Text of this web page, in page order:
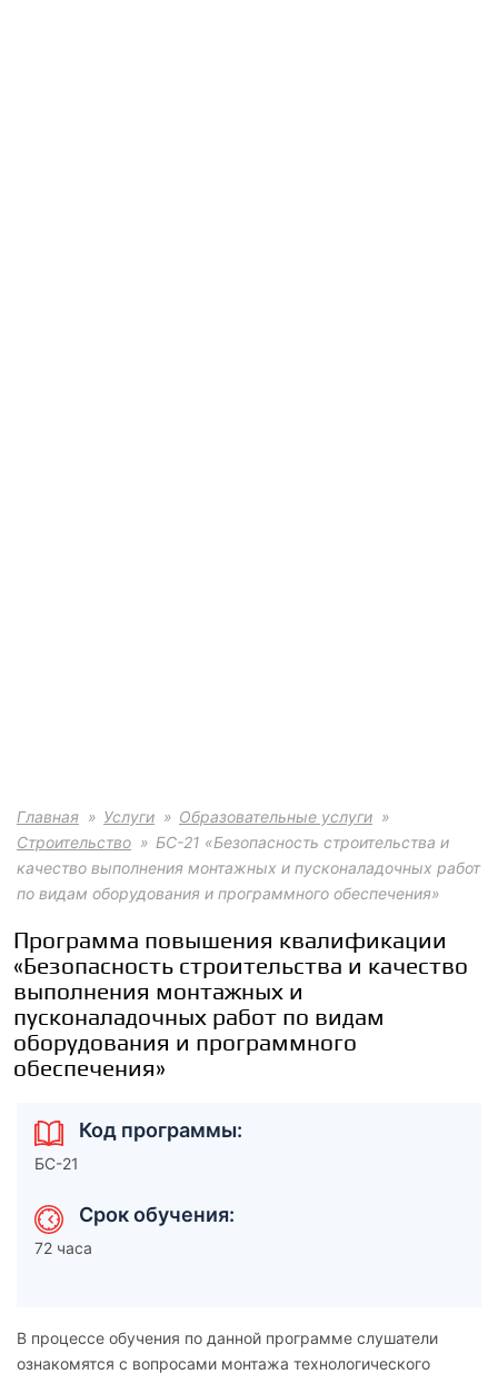
Главная Услуги
Образовательные услуги
Строительство
БС-21 «Безопасность строительства и
качество выполнения монтажных и пусконаладочных работ
по видам оборудования и программного обеспечения»
Программа повышения квалификации
«Безопасность строительства и качество
выполнения монтажных и
пусконаладочных работ по видам
оборудования и программного
обеспечения»
Код программы:
БС-21
Срок обучения:
72 часа
В процессе обучения по данной программе слушатели
ознакомятся с вопросами монтажа технологического